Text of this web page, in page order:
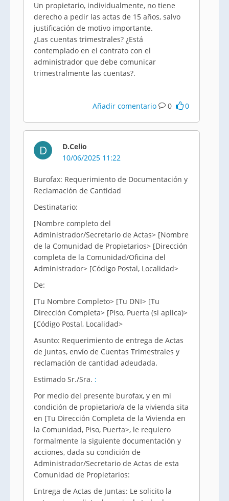
Un propietario, individualmente, no tiene
derecho a pedir las actas de 15 años, salvo
justificación de motivo importante.
¿Las cuentas trimestrales? ¿Está
contemplado en el contrato con el
administrador que debe comunicar
trimestralmente las cuentas?.
Añadir comentario 0 0
D
D.Celio
10/06/2025 11:22
Burofax: Requerimiento de Documentación y
Reclamación de Cantidad
Destinatario:
[Nombre completo del
Administrador/Secretario de Actas> [Nombre
de la Comunidad de Propietarios> [Dirección
completa de la Comunidad/Oficina del
Administrador> [Código Postal, Localidad>
De:
[Tu Nombre Completo> [Tu DNI> [Tu
Dirección Completa> [Piso, Puerta (si aplica)>
[Código Postal, Localidad>
Asunto: Requerimiento de entrega de Actas
de Juntas, envío de Cuentas Trimestrales y
reclamación de cantidad adeudada.
Estimado Sr./Sra. :
Por medio del presente burofax, y en mi
condición de propietario/a de la vivienda sita
en [Tu Dirección Completa de la Vivienda en
la Comunidad, Piso, Puerta>, le requiero
formalmente la siguiente documentación y
acciones, dada su condición de
Administrador/Secretario de Actas de esta
Comunidad de Propietarios:
Entrega de Actas de Juntas: Le solicito la